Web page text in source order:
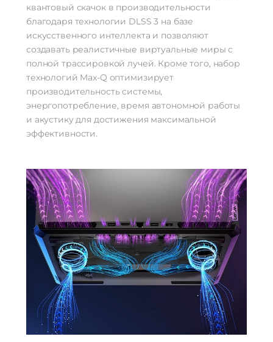
квантовый скачок в производительности
благодаря технологии DLSS 3 на базе
искусственного интеллекта и позволяют
создавать реалистичные виртуальные миры с
полной трассировкой лучей. Кроме того, набор
технологий Max-Q оптимизирует
производительность системы,
энергопотребление, время автономной работы
и акустику для достижения максимальной
эффективности.